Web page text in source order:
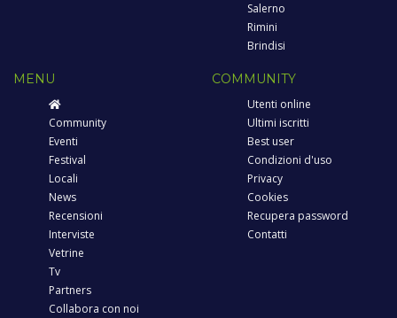
Salerno
Rimini
Brindisi
MENU
Community
Eventi
Festival
Locali
News
Recensioni
Interviste
Vetrine
Tv
Partners
Collabora con noi
COMMUNITY
Utenti online
Ultimi iscritti
Best user
Condizioni d'uso
Privacy
Cookies
Recupera password
Contatti